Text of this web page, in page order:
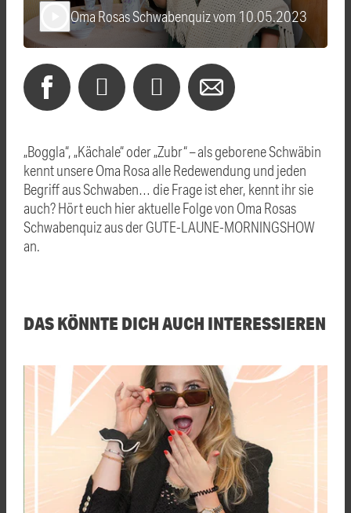
Oma Rosas Schwabenquiz vom 10.05.2023
„Boggla“, „Kächale“ oder „Zubr“ – als geborene Schwäbin
kennt unsere Oma Rosa alle Redewendung und jeden
Begriff aus Schwaben… die Frage ist eher, kennt ihr sie
auch? Hört euch hier aktuelle Folge von Oma Rosas
Schwabenquiz aus der GUTE-LAUNE-MORNINGSHOW
an.
DAS KÖNNTE DICH AUCH INTERESSIEREN